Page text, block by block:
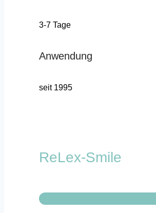
3-7 Tage
Anwendung
seit 1995
ReLex-Smile